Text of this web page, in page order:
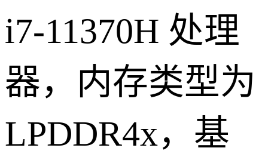
i7-11370H 处理
器，内存类型为
LPDDR4x，基